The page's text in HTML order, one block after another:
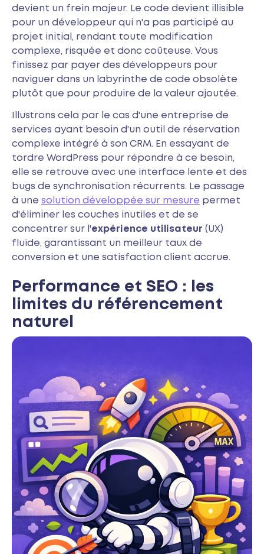
devient un frein majeur. Le code devient illisible
pour un développeur qui n'a pas participé au
projet initial, rendant toute modification
complexe, risquée et donc coûteuse. Vous
finissez par payer des développeurs pour
naviguer dans un labyrinthe de code obsolète
plutôt que pour produire de la valeur ajoutée.
Illustrons cela par le cas d'une entreprise de
services ayant besoin d'un outil de réservation
complexe intégré à son CRM. En essayant de
tordre WordPress pour répondre à ce besoin,
elle se retrouve avec une interface lente et des
bugs de synchronisation récurrents. Le passage
à une solution développée sur mesure permet
d'éliminer les couches inutiles et de se
concentrer sur l'expérience utilisateur (UX)
fluide, garantissant un meilleur taux de
conversion et une satisfaction client accrue.
Performance et SEO : les
limites du référencement
naturel